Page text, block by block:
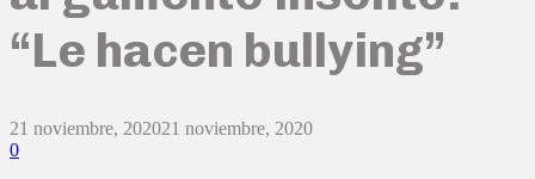
“Le hacen bullying”
21 noviembre, 202021 noviembre, 2020
0